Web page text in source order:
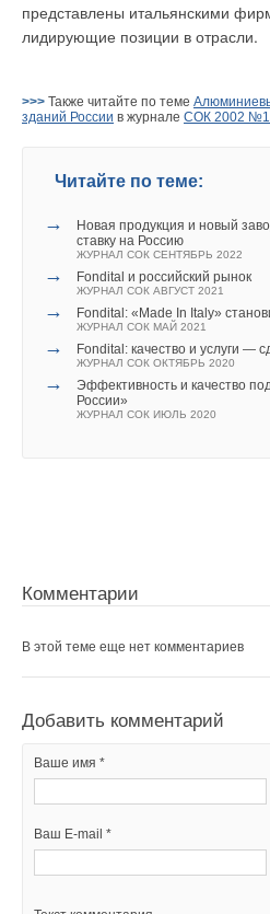
представлены итальянскими
лидирующие позиции в отрасли.
>>> Также читайте по теме
зданий России в журнале СОК 2002
Читайте по теме:
→
Новая продукция и новый
ставку на Россию
ЖУРНАЛ СОК СЕНТЯБРЬ 2022
→ Fondital и российский рынок
ЖУРНАЛ СОК АВГУСТ 2021
→ Fondital: «Made In Italy»
ЖУРНАЛ СОК МАЙ 2021
→ Fondital: качество и услуги —
ЖУРНАЛ СОК ОКТЯБРЬ 2020
→
Эффективность и качество
России»
ЖУРНАЛ СОК ИЮЛЬ 2020
Комментарии
В этой теме еще нет комментариев
Добавить комментарий
Ваше имя *
Ваш E-mail *